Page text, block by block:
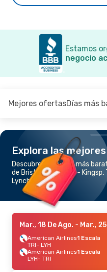
Estamos
negocio
Mejores ofertasDías más
Explora las
Descubre los vuelos más
de Bristol - Johnson - Kingsp,
Lynchburg, VA
Mar., 18 De Ago. - Mar.,
American Airlines1 Escala
TRI- LYH
American Airlines1 Escala
LYH- TRI